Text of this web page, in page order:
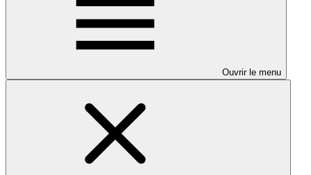
Ouvrir le menu